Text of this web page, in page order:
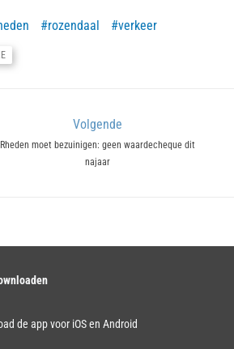
rozendaal verkeer
Volgende
Rheden moet bezuinigen: geen waardecheque dit
najaar
de app voor iOS en Android